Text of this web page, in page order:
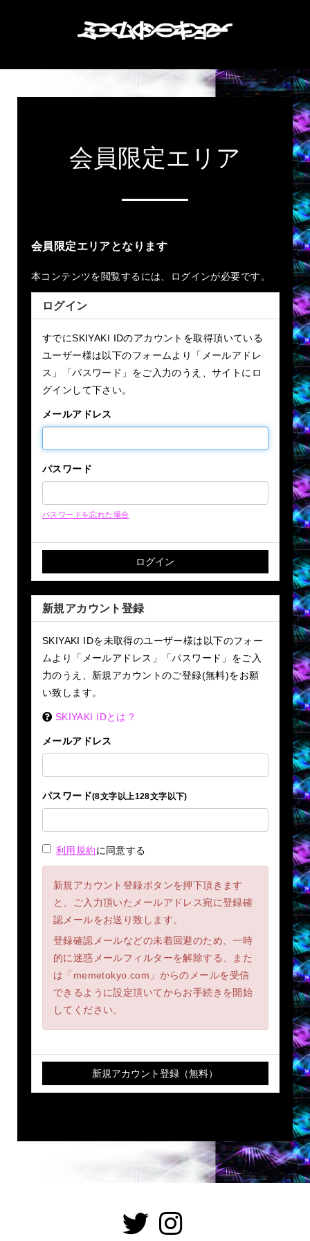
会員限定エリア
会員限定エリアとなります
本コンテンツを閲覧するには、ログインが必要です。
ログイン
すでにSKIYAKI IDのアカウントを取得頂いている
ユーザー様は以下のフォームより「メールアドレ
ス」「パスワード」をご入力のうえ、サイトにロ
グインして下さい。
メールアドレス
パスワード
パスワードを忘れた場合
新規アカウント登録
SKIYAKI IDを未取得のユーザー様は以下のフォー
ムより「メールアドレス」「パスワード」をご入
力のうえ、新規アカウントのご登録(無料)をお願
い致します。
SKIYAKI IDとは？
メールアドレス
パスワード(8文字以上128文字以下)
利用規約に同意する
新規アカウント登録ボタンを押下頂きます
と、ご入力頂いたメールアドレス宛に登録確
認メールをお送り致します。
登録確認メールなどの未着回避のため、一時
的に迷惑メールフィルターを解除する、また
は「memetokyo.com」からのメールを受信
できるように設定頂いてからお手続きを開始
してください。